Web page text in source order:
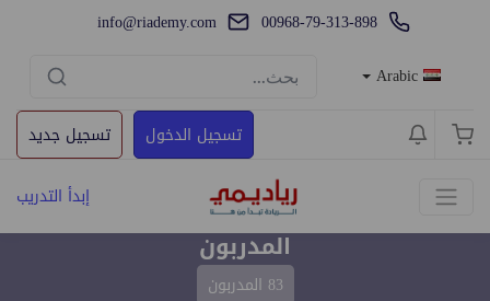
00968-79-313-898
info@riademy.com
Arabic
تسجيل الدخول
تسجيل جديد
إبدأ التدريب
المدربون
83 المدربون